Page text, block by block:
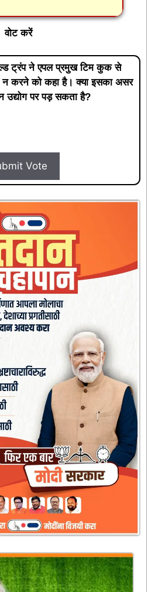
वोट करें
ट्रंप ने एपल प्रमुख टिम कुक से
न करने को कहा है। क्या इसका असर
उद्योग पर पड़ सकता है?
Vote